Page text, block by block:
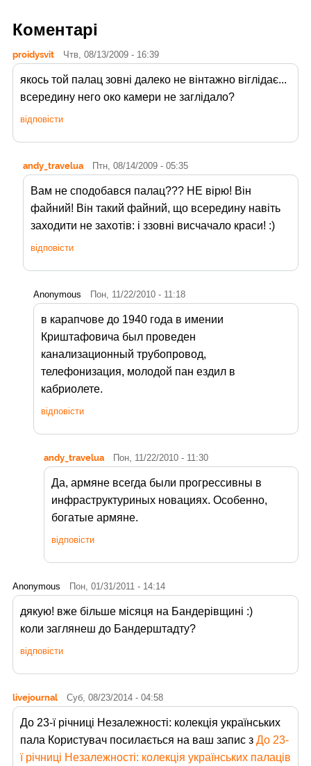
Коментарі
proidysvit Чтв, 08/13/2009 - 16:39
якось той палац зовні далеко не вінтажно віглідає...
всередину него око камери не заглідало?
відповісти
andy_travelua Птн, 08/14/2009 - 05:35
Вам не сподобався палац??? НЕ вірю! Він
файний! Він такий файний, що всередину навіть
заходити не захотів: і ззовні висчачало краси! :)
відповісти
Anonymous Пон, 11/22/2010 - 11:18
в карапчове до 1940 года в имении
Криштафовича был проведен
канализационный трубопровод,
телефонизация, молодой пан ездил в
кабриолете.
відповісти
andy_travelua Пон, 11/22/2010 - 11:30
Да, армяне всегда были прогрессивны в
инфраструктуриных новациях. Особенно,
богатые армяне.
відповісти
Anonymous Пон, 01/31/2011 - 14:14
дякую! вже більше місяця на Бандерівщині :)
коли заглянеш до Бандерштадту?
відповісти
livejournal Суб, 08/23/2014 - 04:58
До 23-ї річниці Незалежності: колекція українських
пала Користувач посилається на ваш запис з До 23-
ї річниці Незалежності: колекція українських палаців